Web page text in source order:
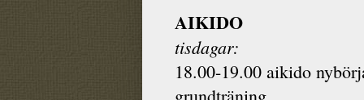
AIKIDO
tisdagar:
18.00-19.00 aikido